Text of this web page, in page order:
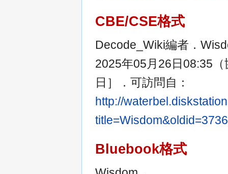
CBE/CSE格式
Decode_Wiki編者．
2025年05月26日08:35
日］．可訪問自：
http://
Bluebook格式